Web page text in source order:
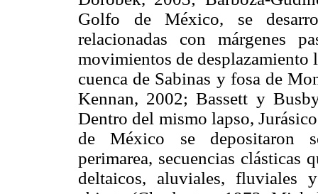
Golfo de México, se
relacionadas con
movimientos de desplazamiento
cuenca de Sabinas y fosa de
Kennan, 2002; Bassett y
Dentro del mismo lapso,
de México se depositaron
perimarea, secuencias clásticas
deltaicos, aluviales, fluviales